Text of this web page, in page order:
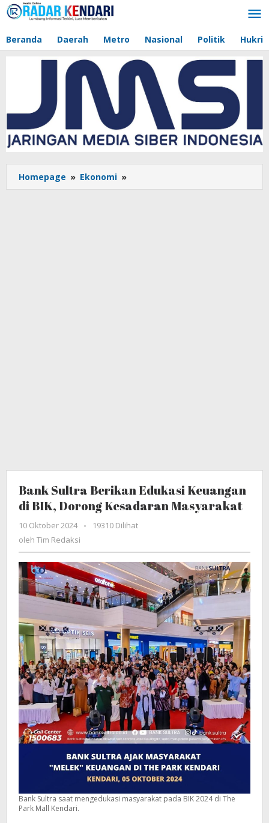
Lewati
ke
Beranda Daerah Metro Nasional Politik
Homepage » Ekonomi »
Sultra
Bank Sultra Berikan Edukasi Keuangan
di BIK, Dorong Kesadaran Masyarakat
10 Oktober 2024
oleh
-
19310 Dilihat
oleh Tim Redaksi
Bank Sultra saat mengedukasi masyarakat pada BIK 2024 di The
Park Mall Kendari.